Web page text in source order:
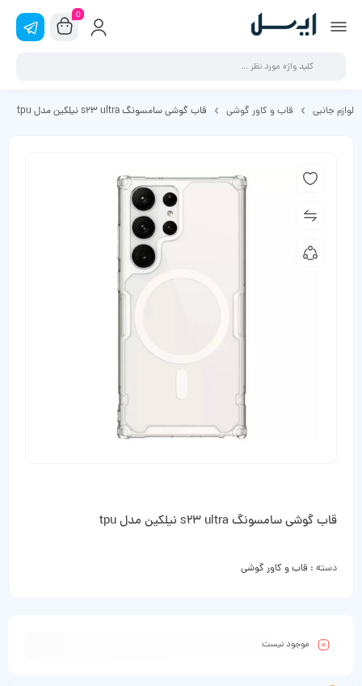
0
لوازم جانبی قاب و کاور گوشی قاب گوشی سامسونگ s23 ultra نیلکین مدل tpu
قاب گوشی سامسونگ s23 ultra نیلکین مدل tpu
دسته : قاب و کاور گوشی
موجود نیست